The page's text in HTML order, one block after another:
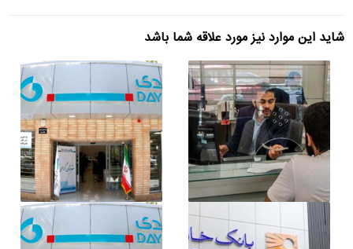
شاید این موارد نیز مورد علاقه شما باشد